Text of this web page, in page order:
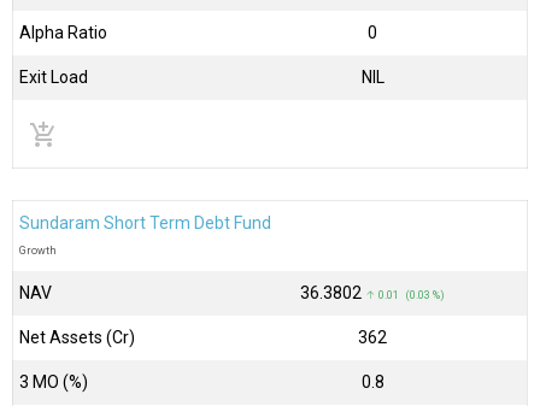
Alpha Ratio 0
Exit Load NIL
add_shopping_cart
Sundaram Short Term Debt Fund
Growth
NAV ₹36.3802 ↑ 0.01 (0.03 %)
Net Assets (Cr) ₹362
3 MO (%) 0.8